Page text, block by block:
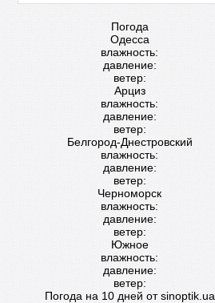
Погода
Одесса
влажность:
давление:
ветер:
Арциз
влажность:
давление:
ветер:
Белгород-Днестровский
влажность:
давление:
ветер:
Черноморск
влажность:
давление:
ветер:
Южное
влажность:
давление:
ветер:
Погода на 10 дней отsinoptik.ua